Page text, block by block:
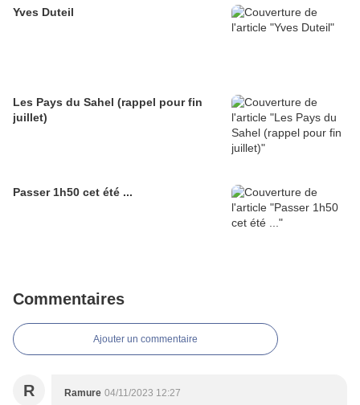
Yves Duteil
Les Pays du Sahel (rappel pour fin
juillet)
Passer 1h50 cet été ...
Commentaires
Ajouter un commentaire
R Ramure 04/11/2023 12:27